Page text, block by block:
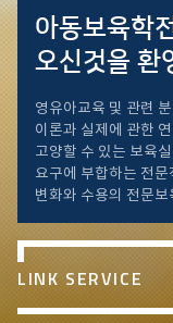
아동보육학
오신것을 환
영유아교육 및 관련
이론과 실제에 관한
고양할 수 있는 보육
요구에 부합하는 전
변화와 수용의 전문보
LINK SERVICE